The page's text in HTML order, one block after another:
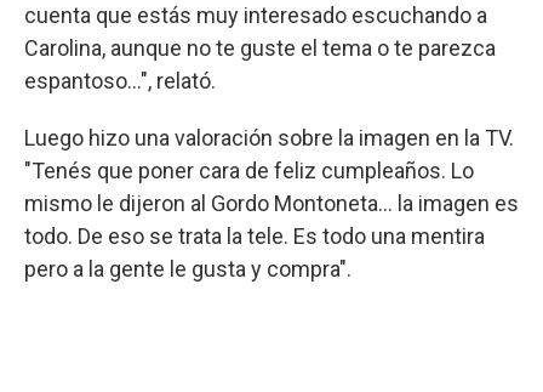
cuenta que estás muy interesado escuchando a
Carolina, aunque no te guste el tema o te parezca
espantoso...", relató.
Luego hizo una valoración sobre la imagen en la TV.
"Tenés que poner cara de feliz cumpleaños. Lo
mismo le dijeron al Gordo Montoneta... la imagen es
todo. De eso se trata la tele. Es todo una mentira
pero a la gente le gusta y compra".